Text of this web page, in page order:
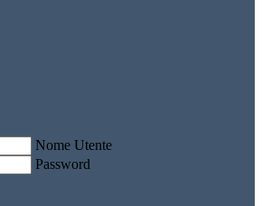
Nome Utente
Password